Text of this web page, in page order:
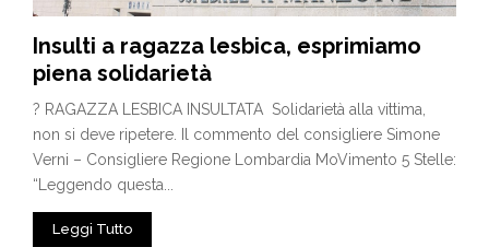
Insulti a ragazza lesbica, esprimiamo
piena solidarietà
? RAGAZZA LESBICA INSULTATA Solidarietà alla vittima,
non si deve ripetere. Il commento del consigliere Simone
Verni – Consigliere Regione Lombardia MoVimento 5 Stelle:
“Leggendo questa...
Leggi Tutto